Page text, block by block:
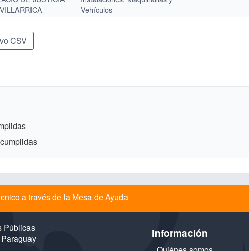
Vehículos
CSV
a través de la Mesa de Ayuda
Públicas
Información